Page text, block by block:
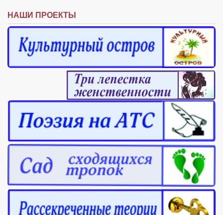
НАШИ ПРОЕКТЫ